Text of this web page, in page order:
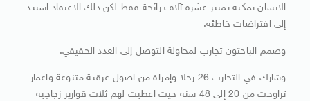
الانسان يمكنه تمييز عشرة آلاف رائحة فقط لكن ذلك الاعتقاد استند
إلى افتراضات خاطئة.
وصمم الباحثون تجارب لمحاولة التوصل إلى العدد الحقيقي.
وشارك في التجارب 26 رجلا وإمراة من اصول عرقية متنوعة واعمار
تراوحت من 20 إلى 48 سنة حيث اعطيت لهم ثلاث قوارير زجاجية